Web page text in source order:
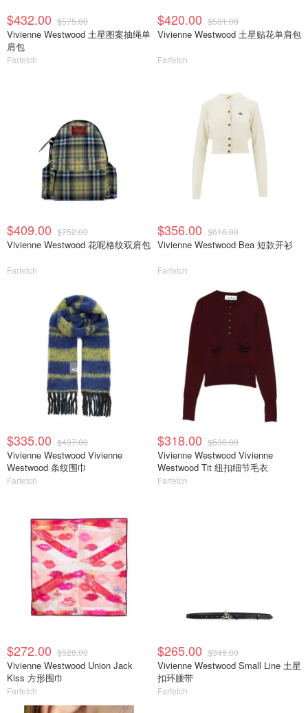
$432.00 $575.00
Vivienne Westwood 土星图案抽绳单
肩包
Farfetch
$420.00 $531.00
Vivienne Westwood 土星贴花单肩包
Farfetch
$409.00 $752.00
Vivienne Westwood 花呢格纹双肩包
Farfetch
$356.00 $618.00
Vivienne Westwood Bea 短款开衫
Farfetch
$335.00 $437.00
Vivienne Westwood Vivienne
Westwood 条纹围巾
Farfetch
$318.00 $530.00
Vivienne Westwood Vivienne
Westwood Tit 纽扣细节毛衣
Farfetch
$272.00 $528.00
Vivienne Westwood Union Jack
Kiss 方形围巾
Farfetch
$265.00 $349.00
Vivienne Westwood Small Line 土星
扣环腰带
Farfetch